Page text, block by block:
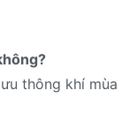
thông khí mùa